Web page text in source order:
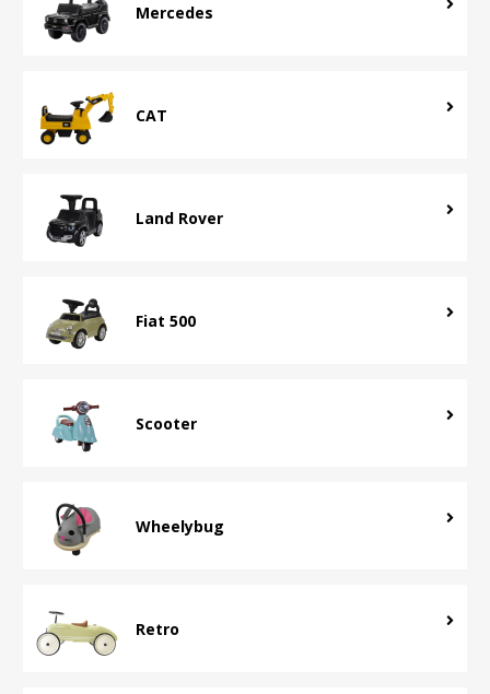
Mercedes
CAT
Land Rover
Fiat 500
Scooter
Wheelybug
Retro